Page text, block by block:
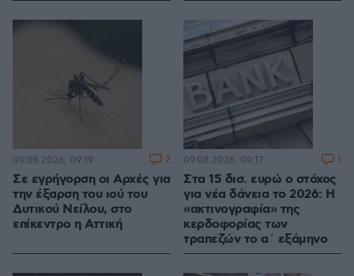
Σε εγρήγορση οι Αρχές για
την έξαρση του ιού του
Δυτικού Νείλου, στο
επίκεντρο η Αττική
09.08.2026, 09:19 2
Στα 15 δισ. ευρώ ο στόχος
για νέα δάνεια το 2026: Η
«ακτινογραφία» της
κερδοφορίας των
τραπεζών το α΄ εξάμηνο
09.08.2026, 09:17 1